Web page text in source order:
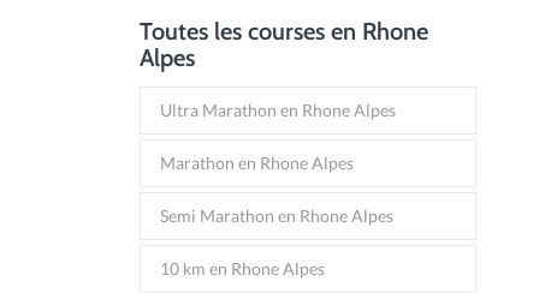
Toutes les courses en Rhone
Alpes
Ultra Marathon en Rhone Alpes
Marathon en Rhone Alpes
Semi Marathon en Rhone Alpes
10 km en Rhone Alpes